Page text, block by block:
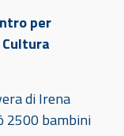
per
di Irena
2500 bambini